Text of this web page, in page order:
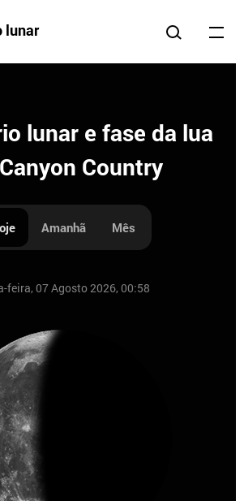
lunar
lunar e fase da lua
Country
Amanhã Mês
feira, 07 Agosto 2026, 00:58